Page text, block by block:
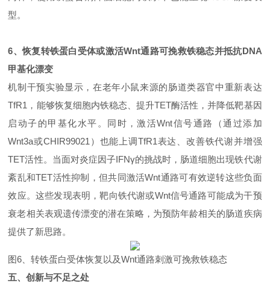
型。
6、恢复转铁蛋白受体或激活Wnt通路可挽救铁稳态并抵抗DNA
甲基化漂变
机制干预实验显示，在老年小鼠来源的肠道类器官中重新表达
TfR1 ，能够恢复细胞内铁稳态、提升TET酶活性，并降低靶基因
启动子的甲基化水平 。同时，激活Wnt信号通路（通过添加
Wnt3a或CHIR99021 ）也能上调TfR1表达、改善铁代谢并增强
TET活性。当面对炎症因子IFNγ的挑战时，肠道细胞出现铁代谢
紊乱和TET活性抑制，但共同激活Wnt通路可有效逆转这些负面
效应。这些发现表明，靶向铁代谢或Wnt信号通路可能成为干预
衰老相关表观遗传漂变的潜在策略，为预防年龄相关的肠道疾病
提供了新思路。
图6、转铁蛋白受体恢复以及Wnt通路刺激可挽救铁稳态
五、创新与不足之处